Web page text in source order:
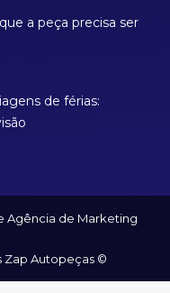
a peça precisa ser
de férias:
Agência de Marketing
Zap Autopeças ©